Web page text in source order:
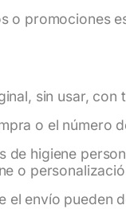
promociones
sin usar, con
o el número
higiene
o
envío pueden